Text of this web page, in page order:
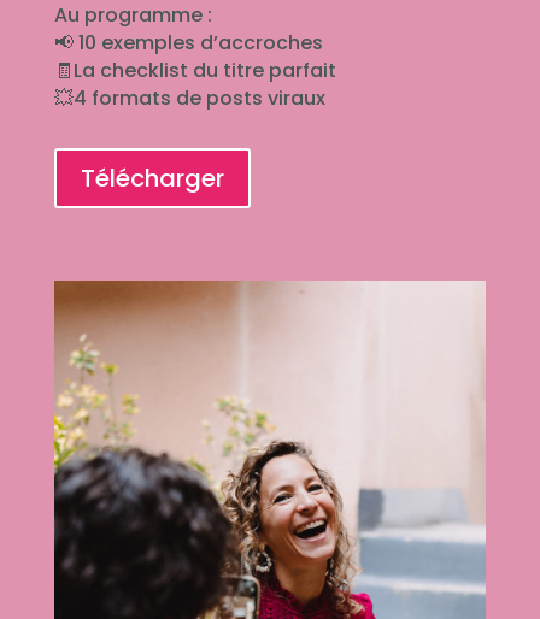
Au programme :
📢 10 exemples d’accroches
🧾La checklist du titre parfait
💥4 formats de posts viraux
Télécharger